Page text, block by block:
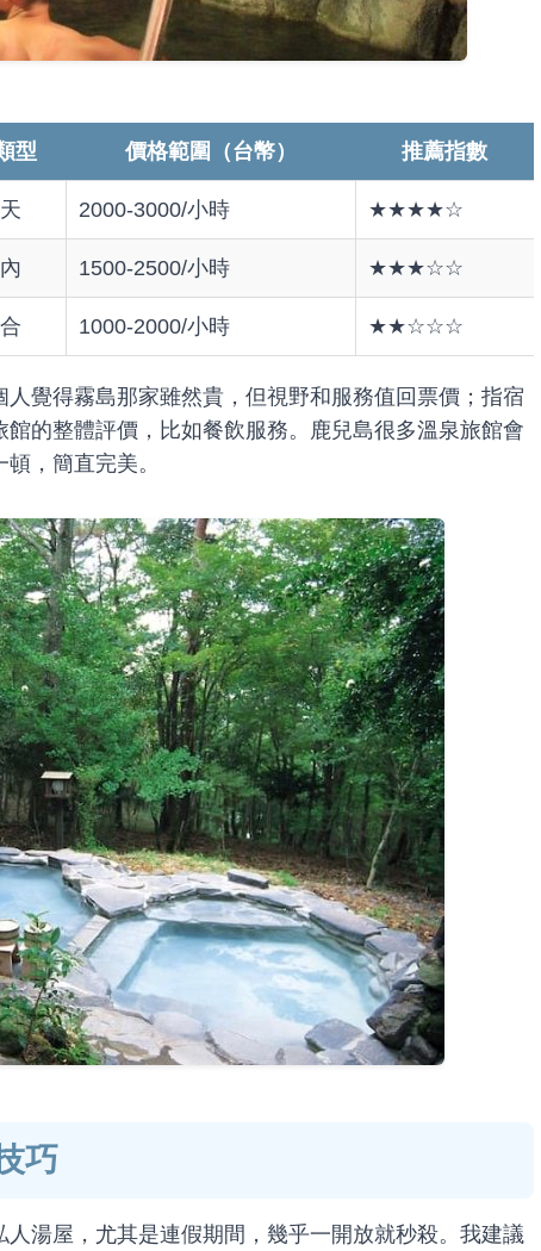
型 價格範圍（台幣） 推薦指數
2000-3000/小時 ★★★★☆
1500-2500/小時 ★★★☆☆
1000-2000/小時 ★★☆☆☆
覺得霧島那家雖然貴，但視野和服務值回票價；指宿
的整體評價，比如餐飲服務。鹿兒島很多溫泉旅館會
，簡直完美。
巧
湯屋，尤其是連假期間，幾乎一開放就秒殺。我建議